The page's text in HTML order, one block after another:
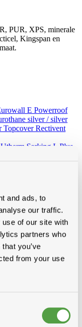
and ads, to
our traffic.
of our site with
partners who
you’ve
from your use
PUR, XPS, minerale
Kingspan en
E Powerroof
silver / silver
TopcoverRectivent
Utherm Sarking L Plus
zoldertrappen en
voor een vlotte,